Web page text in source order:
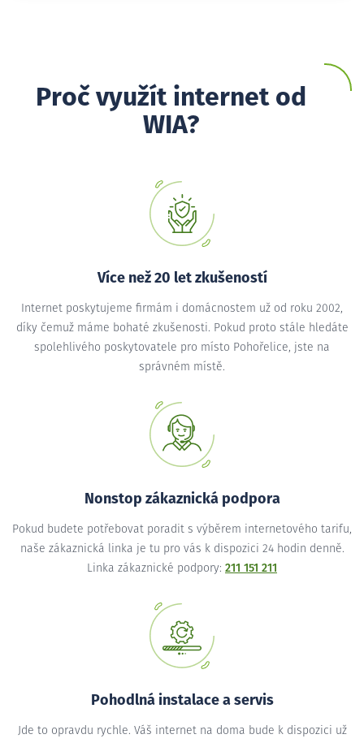
Proč využít internet od
WIA?
Více než 20 let zkušeností
Internet poskytujeme firmám i domácnostem už od roku 2002,
díky čemuž máme bohaté zkušenosti. Pokud proto stále hledáte
spolehlivého poskytovatele pro místo Pohořelice, jste na
správném místě.
Nonstop zákaznická podpora
Pokud budete potřebovat poradit s výběrem internetového tarifu,
naše zákaznická linka je tu pro vás k dispozici 24 hodin denně.
Linka zákaznické podpory: 211 151 211
Pohodlná instalace a servis
Jde to opravdu rychle. Váš internet na doma bude k dispozici už